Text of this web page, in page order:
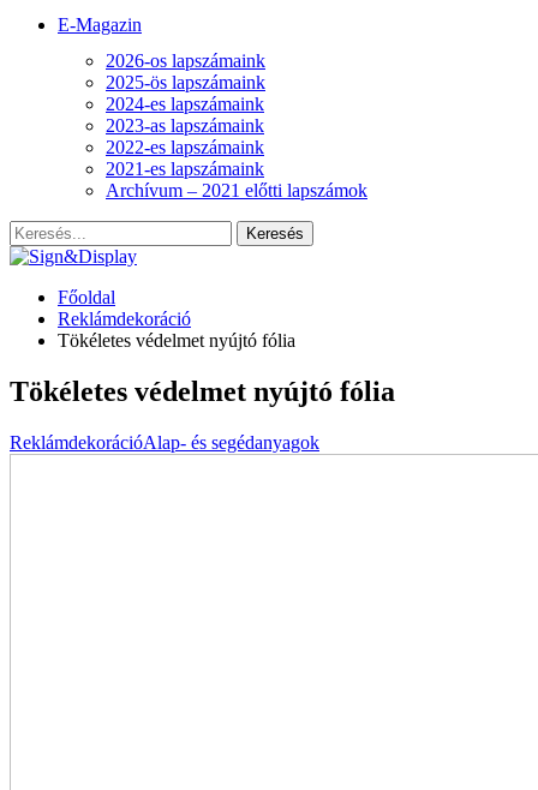
E-Magazin
2026-os lapszámaink
2025-ös lapszámaink
2024-es lapszámaink
2023-as lapszámaink
2022-es lapszámaink
2021-es lapszámaink
Archívum – 2021 előtti lapszámok
Főoldal
Reklámdekoráció
Tökéletes védelmet nyújtó fólia
Tökéletes védelmet nyújtó fólia
ReklámdekorációAlap- és segédanyagok